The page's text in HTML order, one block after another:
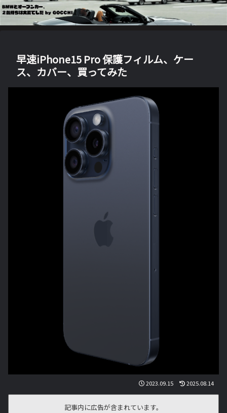
早速iPhone15 Pro 保護フィルム、ケー
ス、カバー、買ってみた
2023.09.15 2025.08.14
記事内に広告が含まれています。